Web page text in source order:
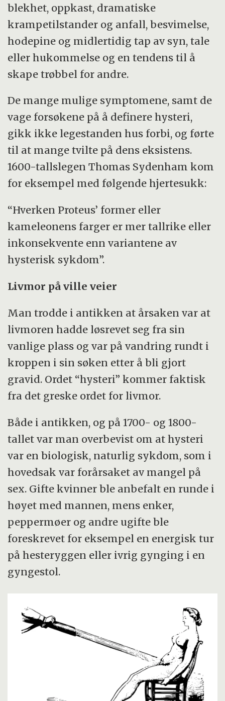
blekhet, oppkast, dramatiske
krampetilstander og anfall, besvimelse,
hodepine og midlertidig tap av syn, tale
eller hukommelse og en tendens til å
skape trøbbel for andre.
De mange mulige symptomene, samt de
vage forsøkene på å definere hysteri,
gikk ikke legestanden hus forbi, og førte
til at mange tvilte på dens eksistens.
1600-tallslegen Thomas Sydenham kom
for eksempel med følgende hjertesukk:
“Hverken Proteus’ former eller
kameleonens farger er mer tallrike eller
inkonsekvente enn variantene av
hysterisk sykdom”.
Livmor på ville veier
Man trodde i antikken at årsaken var at
livmoren hadde løsrevet seg fra sin
vanlige plass og var på vandring rundt i
kroppen i sin søken etter å bli gjort
gravid. Ordet “hysteri” kommer faktisk
fra det greske ordet for livmor.
Både i antikken, og på 1700- og 1800-
tallet var man overbevist om at hysteri
var en biologisk, naturlig sykdom, som i
hovedsak var forårsaket av mangel på
sex. Gifte kvinner ble anbefalt en runde i
høyet med mannen, mens enker,
peppermøer og andre ugifte ble
foreskrevet for eksempel en energisk tur
på hesteryggen eller ivrig gynging i en
gyngestol.